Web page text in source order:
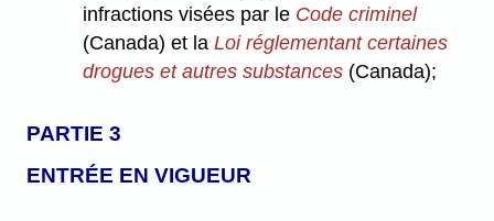
infractions visées par le Code criminel
(Canada) et laLoi réglementant certaines
drogues et autres substances (Canada);
PARTIE 3
ENTRÉE EN VIGUEUR